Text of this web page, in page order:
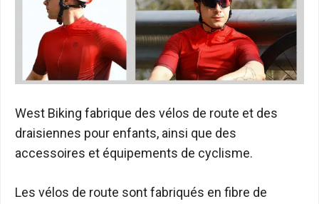
West Biking fabrique des vélos de route et des
draisiennes pour enfants, ainsi que des
accessoires et équipements de cyclisme.
Les vélos de route sont fabriqués en fibre de